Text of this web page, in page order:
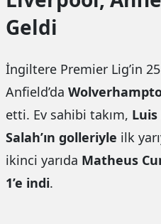
Geldi
İngiltere Premier Lig’in
Anfield’da
etti. Ev sahibi takım,
Salah’ın golleriyle ilk
ikinci yarıda Matheus
1’e indi.